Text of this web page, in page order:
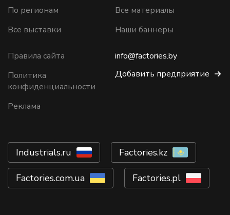
По регионам
Все выставки
Все материалы
Наши баннеры
Правила сайта
Политика
конфиденциальности
Реклама
info@factories.by
Добавить предприятие
Industrials.ru Factories.kz
Factories.com.ua Factories.pl